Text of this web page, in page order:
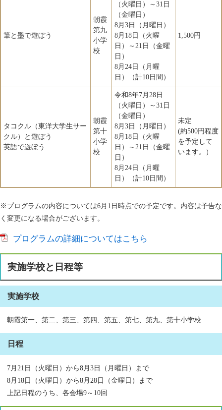
筆と墨で遊ぼう
朝霞
第九
小学
校
（火曜日）～31日
（金曜日）
8月3日（月曜日）
8月18日（火曜
日）～21日（金曜
日）
8月24日（月曜
日）（計10日間）
1,500円
タコクル（東洋大学生サー
クル）と遊ぼう
英語で遊ぼう
朝霞
第十
小学
校
令和8年7月28日
（火曜日）～31日
（金曜日）
8月3日（月曜日）
8月18日（火曜
日）～21日（金曜
日）
8月24日（月曜
日）（計10日間）
未定
(約500円程度
を予定して
います。）
※プログラムの内容については6月1日時点での予定です。内容は予告な
く変更になる場合がございます。
プログラムの詳細についてはこちら
実施学校と日程等
実施学校
朝霞第一、第二、第三、第四、第五、第七、第九、第十小学校
日程
7月21日（火曜日）から8月3日（月曜日）まで
8月18日（火曜日）から8月28日（金曜日）まで
上記日程のうち、各会場9～10回